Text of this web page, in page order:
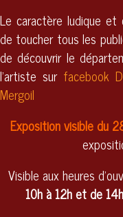
Le caractère ludique
de toucher tous les
de découvrir le
l'artiste sur facebook
Mergoil
Exposition visible du
Visible aux heures
10h à 12h et de